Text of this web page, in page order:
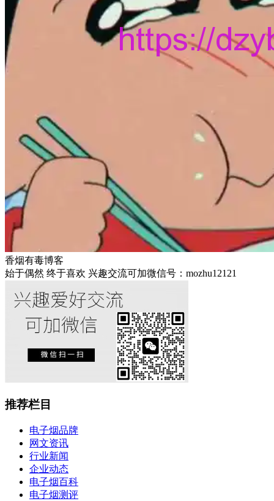
香烟有毒博客
始于偶然 终于喜欢 兴趣交流可加微信号：mozhu12121
推荐栏目
电子烟品牌
网文资讯
行业新闻
企业动态
电子烟百科
电子烟测评